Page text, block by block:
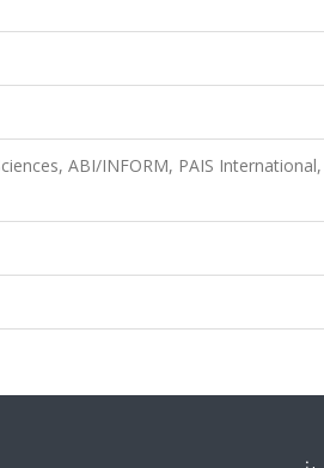
ABI/INFORM, PAIS International,